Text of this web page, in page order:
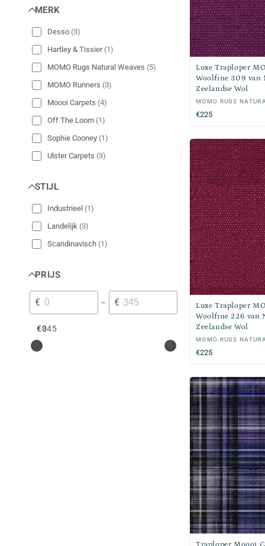
MERK
Desso (3)
Hartley & Tissier (1)
MOMO Rugs Natural Weaves (5)
MOMO Runners (3)
Moooi Carpets (4)
Off The Loom (1)
Sophie Cooney (1)
Ulster Carpets (3)
STIJL
Industrieel (1)
Landelijk (3)
Scandinavisch (1)
PRIJS
€ – €
€0
€345
Luxe Traploper
Woolfine 309 van
Zeelandse Wol
Verkoper:
MOMO RUGS
Normale
prijs
€225
Luxe Traploper
Woolfine 226 van
Zeelandse Wol
Verkoper:
MOMO RUGS
Normale
prijs
€225
Traploper Moooi